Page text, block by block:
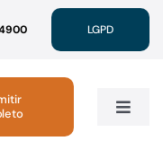
LGPD
Toggle